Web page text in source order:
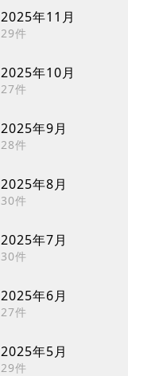
2025年11月
29件
2025年10月
27件
2025年9月
28件
2025年8月
30件
2025年7月
30件
2025年6月
27件
2025年5月
29件